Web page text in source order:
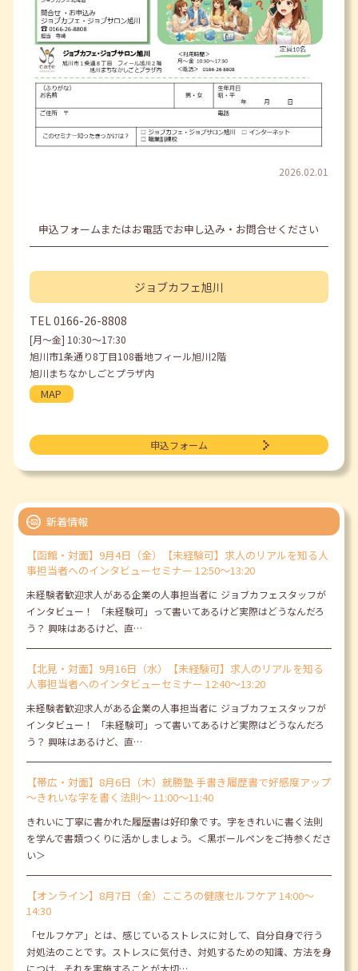
2026.02.01
申込フォームまたはお電話でお申し込み・お問合せください
ジョブカフェ旭川
TEL 0166-26-8808
[月〜金] 10:30〜17:30
旭川市1条通り8丁目108番地フィール旭川2階
旭川まちなかしごとプラザ内
MAP
申込フォーム
新着情報
【函館・対面】9月4日（金）【未経験可】求人のリアルを知る人
事担当者へのインタビューセミナー 12:50～13:20
未経験者歓迎求人がある企業の人事担当者に ジョブカフェスタッフが
インタビュー！ 「未経験可」って書いてあるけど実際はどうなんだろ
う？ 興味はあるけど、直…
【北見・対面】9月16日（水）【未経験可】求人のリアルを知る
人事担当者へのインタビューセミナー 12:40～13:20
未経験者歓迎求人がある企業の人事担当者に ジョブカフェスタッフが
インタビュー！ 「未経験可」って書いてあるけど実際はどうなんだろ
う？ 興味はあるけど、直…
【帯広・対面】8月6日（木）就勝塾 手書き履歴書で好感度アップ
～きれいな字を書く法則～ 11:00～11:40
きれいに丁寧に書かれた履歴書は好印象です。字をきれいに書く法則
を学んで書類つくりに活かしましょう。＜黒ボールペンをご持参くださ
い＞
【オンライン】8月7日（金）こころの健康セルフケア 14:00～
14:30
「セルフケア」とは、感じているストレスに対して、自分自身で行う
対処法のことです。ストレスに気付き、対処するための知識、方法を身
につけ、それを実施することが大切…